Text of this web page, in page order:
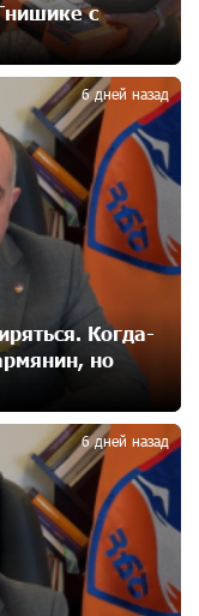
Flyone:
помогают
20 дней назад
установлена
кВт
21 дней назад
среди новых
«Travel»
23 дней назад
связи
23 дней назад
с
Когда-
но
6 дней назад
6 дней назад